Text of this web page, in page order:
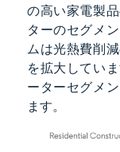
の高い家電製
ターのセグメ
ムは光熱費削
を拡大してい
ーターセグメ
ます。